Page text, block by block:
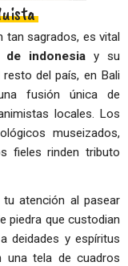
tan sagrados, es vital
de indonesiay su
del país, en Bali
fusión única de
locales. Los
museizados,
fieles rinden tributo
atención al pasear
piedra que custodian
deidades y espíritus
una tela de cuadros